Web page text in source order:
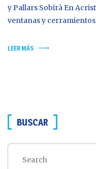
y Pallars Sobirà En
ventanas y
LEER MÁS
BUSCAR